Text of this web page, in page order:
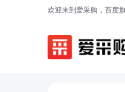
欢迎来到爱采购，百度